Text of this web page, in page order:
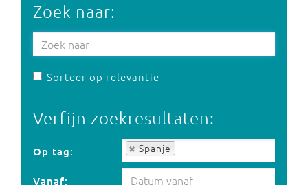
Zoek naar:
Sorteer op relevantie
Verfijn zoekresultaten:
Op tag: Spanje
Op tag:
Vanaf: